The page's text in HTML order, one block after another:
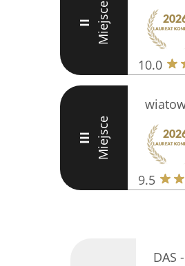
II Miejsce
10.0
III Miejsce
9.5
DAS